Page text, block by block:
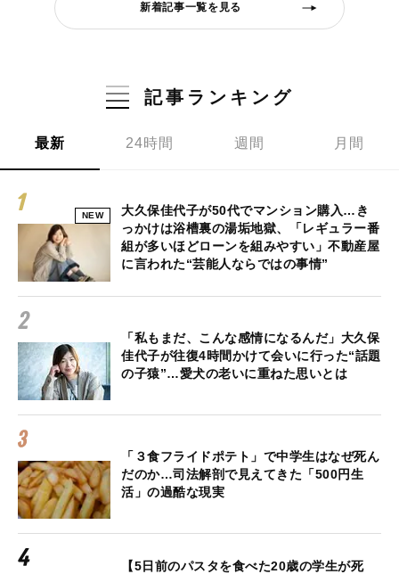
新着記事一覧を見る
記事ランキング
最新 24時間 週間 月間
NEW
大久保佳代子が50代でマンション購入…き
っかけは浴槽裏の湯垢地獄、「レギュラー番
組が多いほどローンを組みやすい」不動産屋
に言われた“芸能人ならではの事情”
「私もまだ、こんな感情になるんだ」大久保
佳代子が往復4時間かけて会いに行った“話題
の子猿”…愛犬の老いに重ねた思いとは
「３食フライドポテト」で中学生はなぜ死ん
だのか…司法解剖で見えてきた「500円生
活」の過酷な現実
【5日前のパスタを食べた20歳の学生が死